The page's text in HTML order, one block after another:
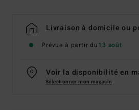
Livraison à domicile ou
Prévue à partir du13 août
Voir la disponibilité en
Sélectionner mon magasin